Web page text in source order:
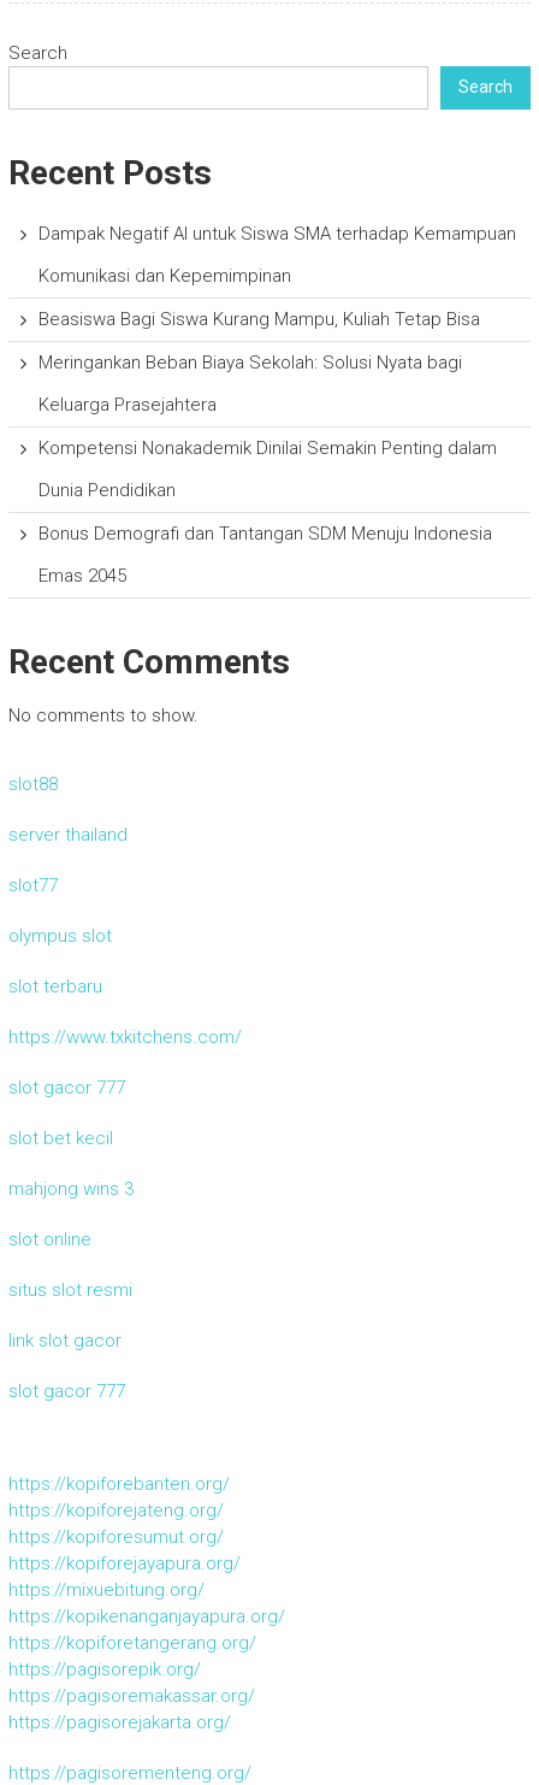
Search
Search
Recent Posts
Dampak Negatif AI untuk Siswa SMA terhadap Kemampuan
Komunikasi dan Kepemimpinan
Beasiswa Bagi Siswa Kurang Mampu, Kuliah Tetap Bisa
Meringankan Beban Biaya Sekolah: Solusi Nyata bagi
Keluarga Prasejahtera
Kompetensi Nonakademik Dinilai Semakin Penting dalam
Dunia Pendidikan
Bonus Demografi dan Tantangan SDM Menuju Indonesia
Emas 2045
Recent Comments
No comments to show.
slot88
server thailand
slot77
olympus slot
slot terbaru
https://www.txkitchens.com/
slot gacor 777
slot bet kecil
mahjong wins 3
slot online
situs slot resmi
link slot gacor
slot gacor 777
https://kopiforebanten.org/
https://kopiforejateng.org/
https://kopiforesumut.org/
https://kopiforejayapura.org/
https://mixuebitung.org/
https://kopikenanganjayapura.org/
https://kopiforetangerang.org/
https://pagisorepik.org/
https://pagisoremakassar.org/
https://pagisorejakarta.org/
https://pagisorementeng.org/